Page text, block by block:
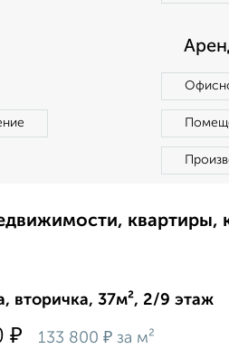
вторичка, 37м², 2/9 этаж
₽ 133 800 ₽ за м²